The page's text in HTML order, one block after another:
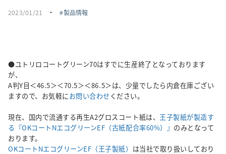
お問い合わせ・エントリー
2023/01/21 ・ 製品情報
●ユトリロコートグリーン70はすでに生産終了となっております
が、
A判Y目＜46.5＞＜70.5＞＜86.5＞は、少量でしたら内倉在庫ござい
ますので、お気軽にお問い合わせ ください。
現在、国内で流通する再生A2グロスコート紙は、 王子製紙が製造す
る『OKコートNエコグリーンEF（古紙配合率60%）』 のみとなって
おります。
OKコートNエコグリーンEF（王子製紙） は当社で取り扱いしており